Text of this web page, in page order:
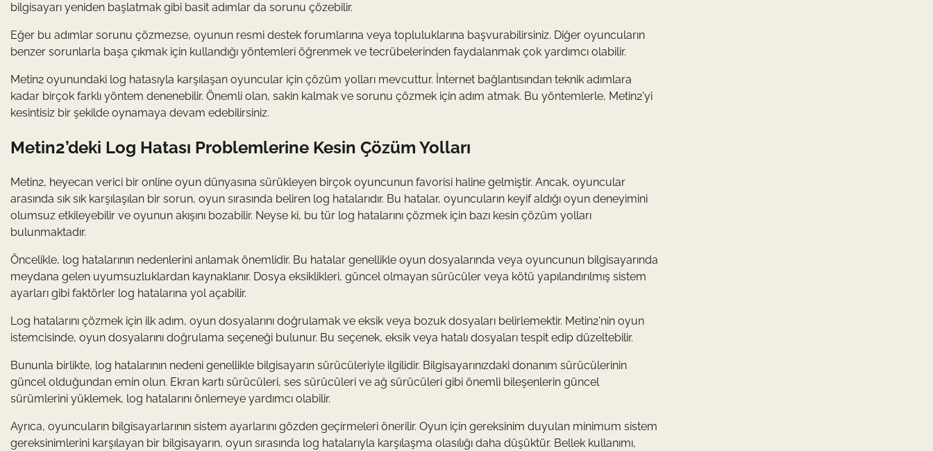
bilgisayarı yeniden başlatmak gibi basit adımlar da sorunu çözebilir.
Eğer bu adımlar sorunu çözmezse, oyunun resmi destek forumlarına veya topluluklarına başvurabilirsiniz. Diğer oyuncuların
benzer sorunlarla başa çıkmak için kullandığı yöntemleri öğrenmek ve tecrübelerinden faydalanmak çok yardımcı olabilir.
Metin2 oyunundaki log hatasıyla karşılaşan oyuncular için çözüm yolları mevcuttur. İnternet bağlantısından teknik adımlara
kadar birçok farklı yöntem denenebilir. Önemli olan, sakin kalmak ve sorunu çözmek için adım atmak. Bu yöntemlerle, Metin2'yi
kesintisiz bir şekilde oynamaya devam edebilirsiniz.
Metin2’deki Log Hatası Problemlerine Kesin Çözüm Yolları
Metin2, heyecan verici bir online oyun dünyasına sürükleyen birçok oyuncunun favorisi haline gelmiştir. Ancak, oyuncular
arasında sık sık karşılaşılan bir sorun, oyun sırasında beliren log hatalarıdır. Bu hatalar, oyuncuların keyif aldığı oyun deneyimini
olumsuz etkileyebilir ve oyunun akışını bozabilir. Neyse ki, bu tür log hatalarını çözmek için bazı kesin çözüm yolları
bulunmaktadır.
Öncelikle, log hatalarının nedenlerini anlamak önemlidir. Bu hatalar genellikle oyun dosyalarında veya oyuncunun bilgisayarında
meydana gelen uyumsuzluklardan kaynaklanır. Dosya eksiklikleri, güncel olmayan sürücüler veya kötü yapılandırılmış sistem
ayarları gibi faktörler log hatalarına yol açabilir.
Log hatalarını çözmek için ilk adım, oyun dosyalarını doğrulamak ve eksik veya bozuk dosyaları belirlemektir. Metin2'nin oyun
istemcisinde, oyun dosyalarını doğrulama seçeneği bulunur. Bu seçenek, eksik veya hatalı dosyaları tespit edip düzeltebilir.
Bununla birlikte, log hatalarının nedeni genellikle bilgisayarın sürücüleriyle ilgilidir. Bilgisayarınızdaki donanım sürücülerinin
güncel olduğundan emin olun. Ekran kartı sürücüleri, ses sürücüleri ve ağ sürücüleri gibi önemli bileşenlerin güncel
sürümlerini yüklemek, log hatalarını önlemeye yardımcı olabilir.
Ayrıca, oyuncuların bilgisayarlarının sistem ayarlarını gözden geçirmeleri önerilir. Oyun için gereksinim duyulan minimum sistem
gereksinimlerini karşılayan bir bilgisayarın, oyun sırasında log hatalarıyla karşılaşma olasılığı daha düşüktür. Bellek kullanımı,